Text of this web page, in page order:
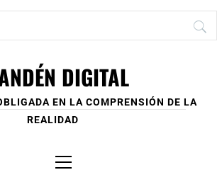
DIGITAL
EN LA COMPRENSIÓN DE LA
REALIDAD
principal